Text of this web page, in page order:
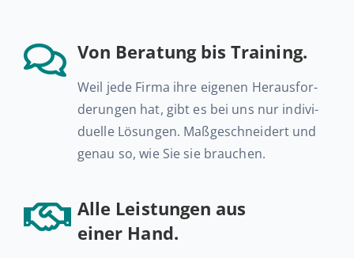
Von Be­ra­tung bis Training.
Weil jede Firma ihre eigenen Her­aus­for­
de­run­gen hat, gibt es bei uns nur in­di­vi­
du­el­le Lö­sun­gen. Maß­ge­schnei­dert und
genau so, wie Sie sie brauchen.
Alle Leis­tun­gen aus
einer Hand.